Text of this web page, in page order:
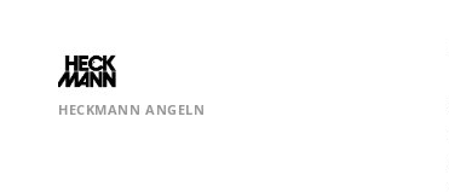
HECKMANN ANGELN